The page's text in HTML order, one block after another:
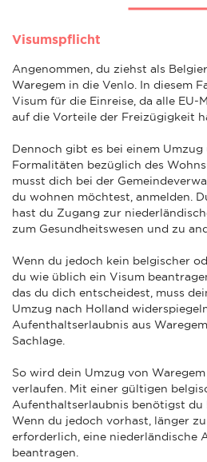
Visumspflicht
Angenommen, du ziehst als
Waregem in die Venlo. In diesem
Visum für die Einreise, da alle EU-
auf die Vorteile der Freizügigkeit
Dennoch gibt es bei einem
Formalitäten bezüglich des
musst dich bei der
du wohnen möchtest, anmelden.
hast du Zugang zur
zum Gesundheitswesen und zu
Wenn du jedoch kein belgischer
du wie üblich ein Visum
das du dich entscheidest, muss
Umzug nach Holland
Aufenthaltserlaubnis aus
Sachlage.
So wird dein Umzug von
verlaufen. Mit einer gültigen
Aufenthaltserlaubnis benötigst du
Wenn du jedoch vorhast, länger
erforderlich, eine niederländische
beantragen.